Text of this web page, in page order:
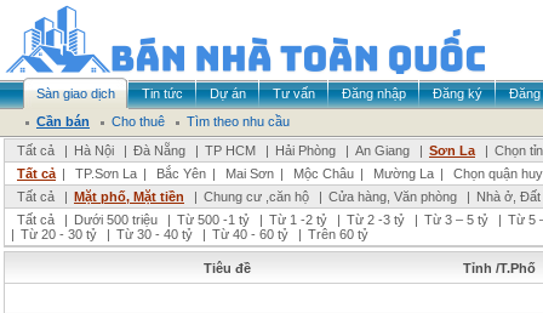
Sàn giao dịch Tin tức Dự án Tư vấn Đăng nhập Đăng ký
Đăng
Cần bán
Cho thuê
Tìm theo nhu cầu
Tất cả
| Hà Nội | Đà Nẵng | TP HCM | Hải Phòng | An Giang | Sơn La | Chọn
Tất cả | TP.Sơn La | Bắc Yên | Mai Sơn | Mộc Châu | Mường La |
Chọn quận
Tất cả
| Mặt phố, Mặt tiền | Chung cư ,căn hộ | Cửa hàng, Văn phòng | Nhà ở,
Tất cả
| Dưới 500 triệu | Từ 500 -1 tỷ | Từ 1 -2 tỷ | Từ 2 -3 tỷ | Từ 3 – 5 tỷ | Từ 5
| Từ 20 - 30 tỷ | Từ 30 - 40 tỷ | Từ 40 - 60 tỷ | Trên 60 tỷ
Tiêu đề Tỉnh /T.Phố